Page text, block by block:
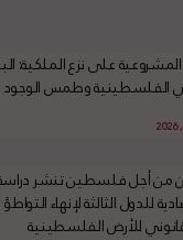
على نزع الملكية:
الفلسطينية وطمس
من أجل فلسطين تنشر دراسة
للدول الثالثة لإنهاء
للأرض الفلسطينية